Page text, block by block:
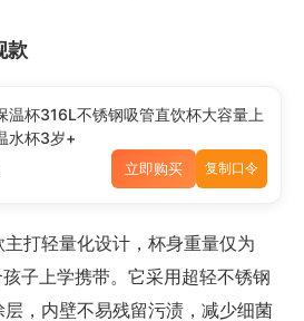
款
温杯316L不锈钢吸管直饮杯大容量上
水杯3岁+
立即购买 复制口令
打轻量化设计，杯身重量仅为
子上学携带。它采用超轻不锈钢
，内壁不易残留污渍，减少细菌